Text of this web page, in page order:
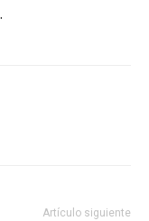
Artículo siguiente